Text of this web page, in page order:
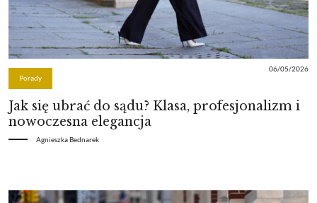
Porady
06/05/2026
Jak się ubrać do sądu? Klasa, profesjonalizm i
nowoczesna elegancja
Agnieszka Bednarek